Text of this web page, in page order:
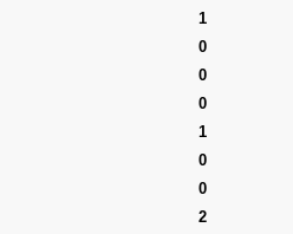
1
0
0
0
1
0
0
2